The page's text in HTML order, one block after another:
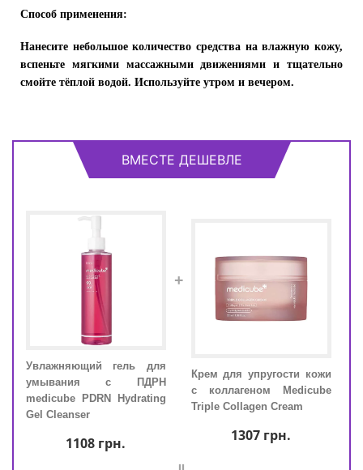
Способ применения:
Нанесите небольшое количество средства на влажную кожу,
вспеньте мягкими массажными движениями и тщательно
смойте тёплой водой. Используйте утром и вечером.
ВМЕСТЕ ДЕШЕВЛЕ
Увлажняющий гель для
умывания с ПДРН
medicube PDRN Hydrating
Gel Cleanser
1108 грн.
+
Крем для упругости кожи
с коллагеном Medicube
Triple Collagen Cream
1307 грн.